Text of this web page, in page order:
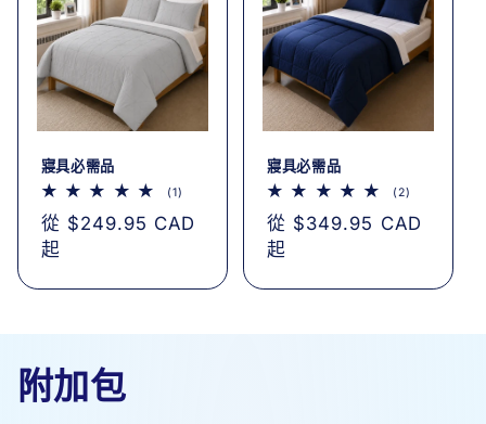
寢具必需品
(1)
論
定
價
從 $249.95 CAD
起
寢具必需品
(2)
論
定
價
從 $349.95 CAD
起
附加包